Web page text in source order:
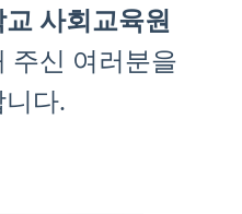
사회교육원
주신 여러분을
다.